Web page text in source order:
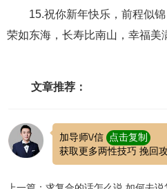
15.祝你新年快乐，前程似锦
荣如东海，长寿比南山，幸福美
文章推荐：
加导师\/信
点击复制
获取更多两性技巧 挽回